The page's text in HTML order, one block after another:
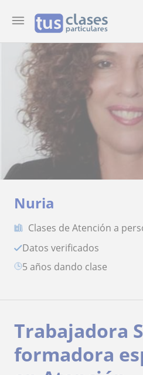
Nuria
Clases de Atención a
Datos verificados
5 años dando clase
Trabajadora
formadora